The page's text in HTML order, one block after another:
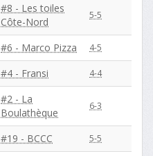
#8 - Les toiles
Côte-Nord
5-5
#6 - Marco Pizza 4-5
#4 - Fransi 4-4
#2 - La
Boulathèque
6-3
#19 - BCCC 5-5